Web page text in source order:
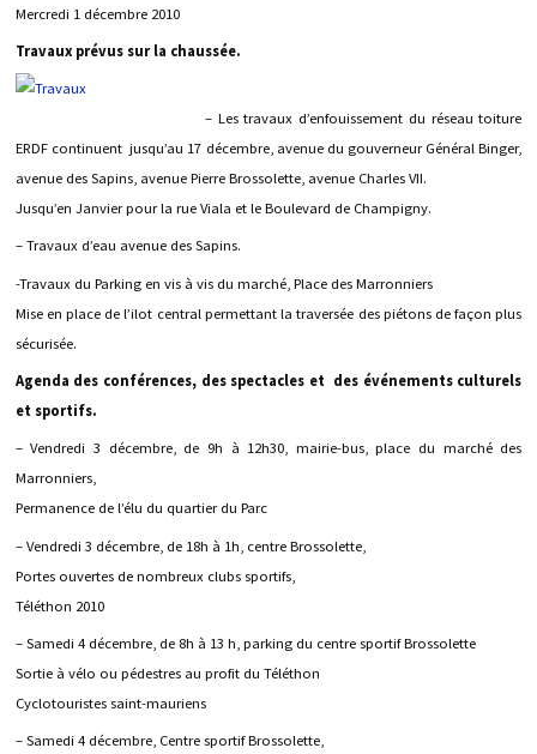
Mercredi 1 décembre 2010
Travaux prévus sur la chaussée.
– Les travaux d’enfouissement du réseau toiture
ERDF continuent jusqu’au 17 décembre, avenue du gouverneur Général Binger,
avenue des Sapins, avenue Pierre Brossolette, avenue Charles VII.
Jusqu’en Janvier pour la rue Viala et le Boulevard de Champigny.
– Travaux d’eau avenue des Sapins.
-Travaux du Parking en vis à vis du marché, Place des Marronniers
Mise en place de l’ilot central permettant la traversée des piétons de façon plus
sécurisée.
Agenda des conférences, des spectacles et des événements culturels
et sportifs.
– Vendredi 3 décembre, de 9h à 12h30, mairie-bus, place du marché des
Marronniers,
Permanence de l’élu du quartier du Parc
– Vendredi 3 décembre, de 18h à 1h, centre Brossolette,
Portes ouvertes de nombreux clubs sportifs,
Téléthon 2010
– Samedi 4 décembre, de 8h à 13 h, parking du centre sportif Brossolette
Sortie à vélo ou pédestres au profit du Téléthon
Cyclotouristes saint-mauriens
– Samedi 4 décembre, Centre sportif Brossolette,